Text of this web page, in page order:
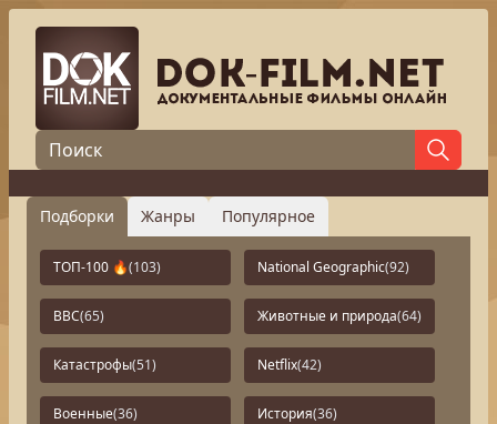
Подборки Жанры Популярное
ТОП-100 🔥(103) National Geographic(92)
BBC(65) Животные и природа(64)
Катастрофы(51) Netflix(42)
Военные(36) История(36)